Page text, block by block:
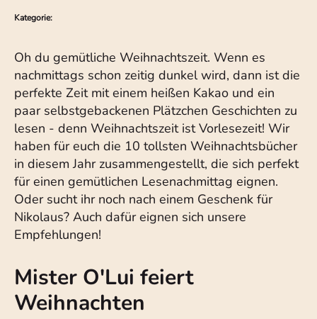
Kategorie:
Oh du gemütliche Weihnachtszeit. Wenn es
nachmittags schon zeitig dunkel wird, dann ist die
perfekte Zeit mit einem heißen Kakao und ein
paar selbstgebackenen Plätzchen Geschichten zu
lesen - denn Weihnachtszeit ist Vorlesezeit! Wir
haben für euch die 10 tollsten Weihnachtsbücher
in diesem Jahr zusammengestellt, die sich perfekt
für einen gemütlichen Lesenachmittag eignen.
Oder sucht ihr noch nach einem Geschenk für
Nikolaus? Auch dafür eignen sich unsere
Empfehlungen!
Mister O'Lui feiert
Weihnachten